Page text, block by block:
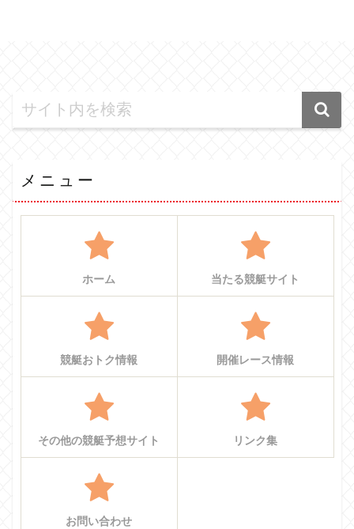
メニュー
ホーム 当たる競艇サイト
競艇おトク情報 開催レース情報
その他の競艇予想サイト リンク集
お問い合わせ